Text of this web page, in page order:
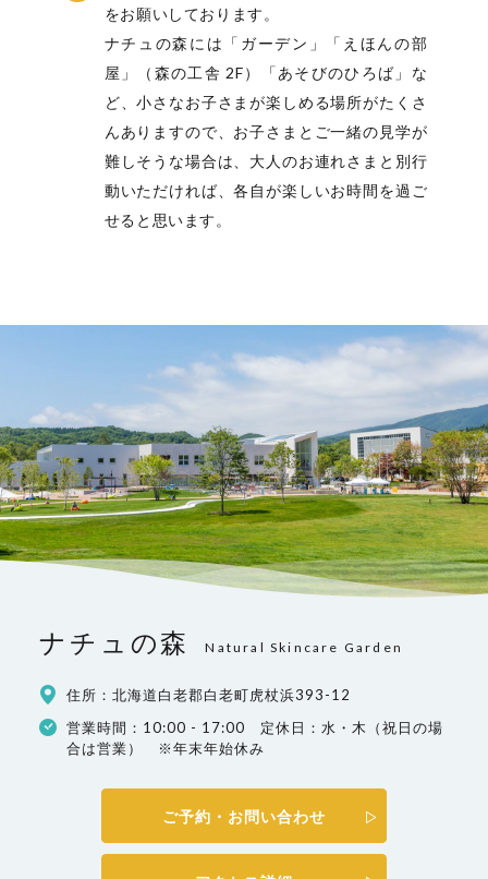
をお願いしております。
ナチュの森には「ガーデン」「えほんの部
屋」（森の工舎 2F）「あそびのひろば」な
ど、小さなお子さまが楽しめる場所がたくさ
んありますので、お子さまとご一緒の見学が
難しそうな場合は、大人のお連れさまと別行
動いただければ、各自が楽しいお時間を過ご
せると思います。
ナチュの森 Natural Skincare Garden
住所：北海道白老郡白老町虎杖浜393-12
営業時間：10:00 - 17:00 定休日：水・木（祝日の場
合は営業） ※年末年始休み
ご予約・お問い合わせ